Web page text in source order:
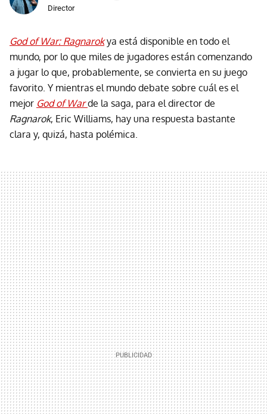
Director
God of War: Ragnarokya está disponible en todo el
mundo, por lo que miles de jugadores están comenzando
a jugar lo que, probablemente, se convierta en su juego
favorito. Y mientras el mundo debate sobre cuál es el
mejor God of Warde la saga, para el director de
Ragnarok, Eric Williams, hay una respuesta bastante
clara y, quizá, hasta polémica.